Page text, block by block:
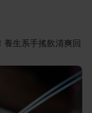
生系手搖飲清爽回